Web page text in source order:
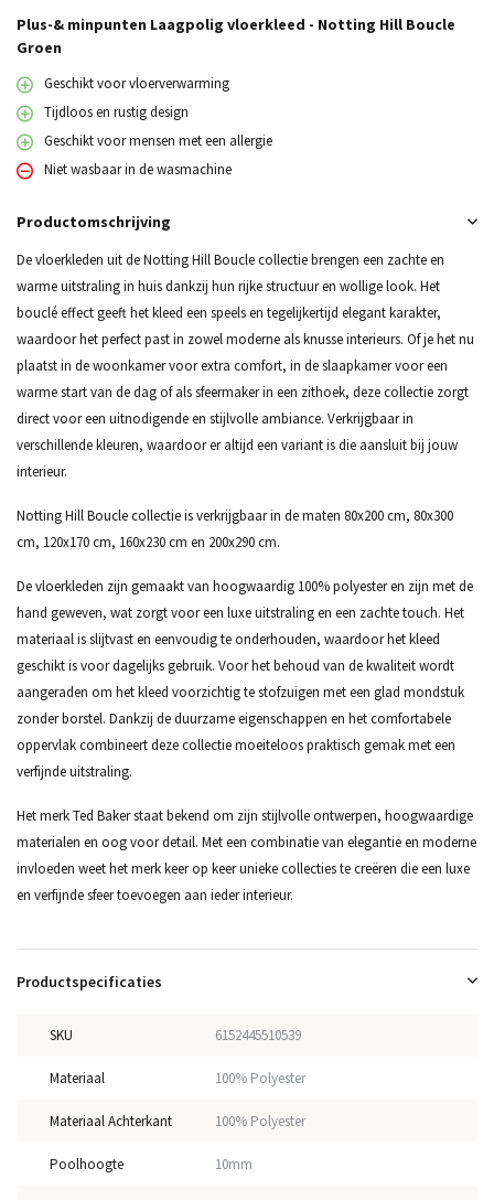
Plus-& minpunten Laagpolig vloerkleed - Notting Hill Boucle
Groen
Geschikt voor vloerverwarming
Tijdloos en rustig design
Geschikt voor mensen met een allergie
Niet wasbaar in de wasmachine
Productomschrijving
De vloerkleden uit de Notting Hill Boucle collectie brengen een zachte en
warme uitstraling in huis dankzij hun rijke structuur en wollige look. Het
bouclé effect geeft het kleed een speels en tegelijkertijd elegant karakter,
waardoor het perfect past in zowel moderne als knusse interieurs. Of je het nu
plaatst in de woonkamer voor extra comfort, in de slaapkamer voor een
warme start van de dag of als sfeermaker in een zithoek, deze collectie zorgt
direct voor een uitnodigende en stijlvolle ambiance. Verkrijgbaar in
verschillende kleuren, waardoor er altijd een variant is die aansluit bij jouw
interieur.
Notting Hill Boucle collectie is verkrijgbaar in de maten 80x200 cm, 80x300
cm, 120x170 cm, 160x230 cm en 200x290 cm.
De vloerkleden zijn gemaakt van hoogwaardig 100% polyester en zijn met de
hand geweven, wat zorgt voor een luxe uitstraling en een zachte touch. Het
materiaal is slijtvast en eenvoudig te onderhouden, waardoor het kleed
geschikt is voor dagelijks gebruik. Voor het behoud van de kwaliteit wordt
aangeraden om het kleed voorzichtig te stofzuigen met een glad mondstuk
zonder borstel. Dankzij de duurzame eigenschappen en het comfortabele
oppervlak combineert deze collectie moeiteloos praktisch gemak met een
verfijnde uitstraling.
Het merk Ted Baker staat bekend om zijn stijlvolle ontwerpen, hoogwaardige
materialen en oog voor detail. Met een combinatie van elegantie en moderne
invloeden weet het merk keer op keer unieke collecties te creëren die een luxe
en verfijnde sfeer toevoegen aan ieder interieur.
Productspecificaties
SKU 6152445510539
Materiaal 100% Polyester
Materiaal Achterkant 100% Polyester
Poolhoogte 10mm